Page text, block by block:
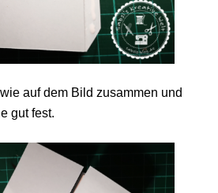
auf dem Bild zusammen und
gut fest.